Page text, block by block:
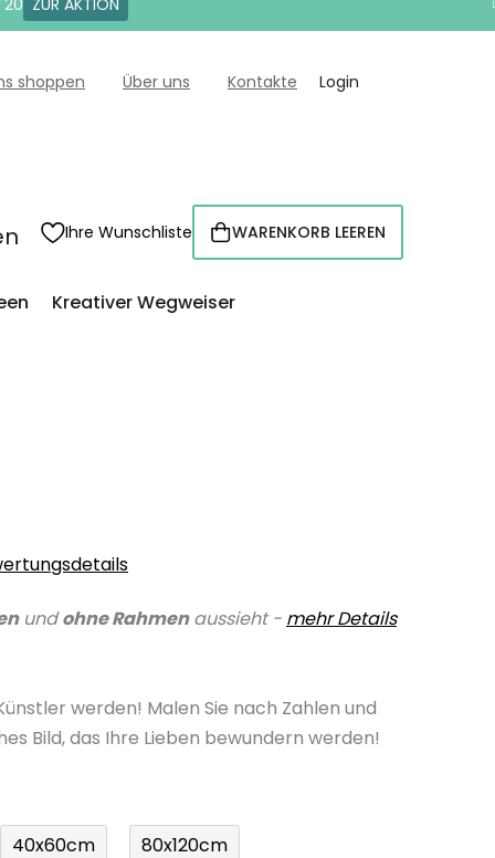
ZUR AKTION
shoppen Über uns Kontakte Login
Ihre Wunschliste WARENKORB
WARENKORB LEEREN
Kreativer Wegweiser
undohne Rahmenaussieht - mehr Details
werden! Malen Sie nach Zahlen und
Bild, das Ihre Lieben bewundern werden!
40x60cm 80x120cm